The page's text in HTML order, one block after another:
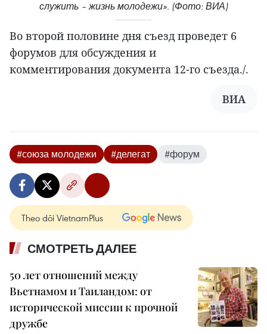
служить – жизнь молодежи». (Фото: ВИА)
Во второй половине дня съезд проведет 6
форумов для обсуждения и
комментирования документа 12-го съезда./.
ВИА
#союза молодежи #делегат #форум
Theo dõi VietnamPlus
СМОТРЕТЬ ДАЛЕЕ
50 лет отношений между
Вьетнамом и Таиландом: от
исторической миссии к прочной
дружбе